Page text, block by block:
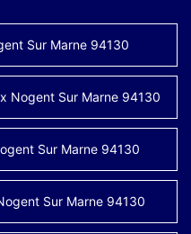
Sur Marne 94130
Nogent Sur Marne 94130
Sur Marne 94130
Sur Marne 94130